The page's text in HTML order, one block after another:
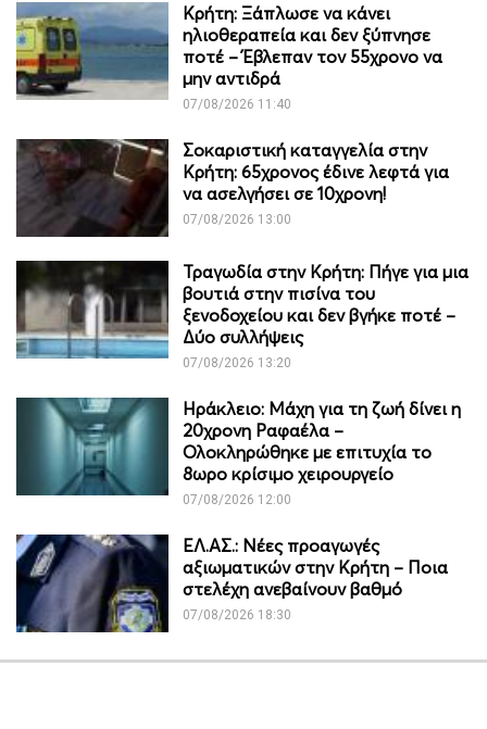
Κρήτη: Ξάπλωσε να κάνει
ηλιοθεραπεία και δεν ξύπνησε
ποτέ – Έβλεπαν τον 55χρονο να
μην αντιδρά
07/08/2026 11:40
Σοκαριστική καταγγελία στην
Κρήτη: 65χρονος έδινε λεφτά για
να ασελγήσει σε 10χρονη!
07/08/2026 13:00
Τραγωδία στην Κρήτη: Πήγε για μια
βουτιά στην πισίνα του
ξενοδοχείου και δεν βγήκε ποτέ –
Δύο συλλήψεις
07/08/2026 13:20
Ηράκλειο: Μάχη για τη ζωή δίνει η
20χρονη Ραφαέλα –
Ολοκληρώθηκε με επιτυχία το
8ωρο κρίσιμο χειρουργείο
07/08/2026 12:00
ΕΛ.ΑΣ.: Νέες προαγωγές
αξιωματικών στην Κρήτη – Ποια
στελέχη ανεβαίνουν βαθμό
07/08/2026 18:30